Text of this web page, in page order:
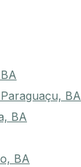
BA
BA
BA